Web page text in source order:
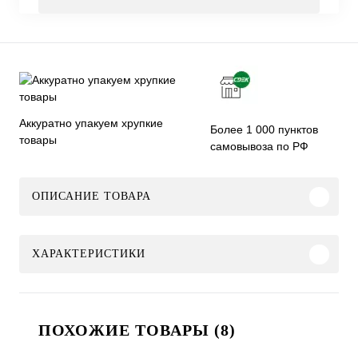
Аккуратно упакуем хрупкие
товары
Более 1 000 пунктов
самовывоза по РФ
ОПИСАНИЕ ТОВАРА
ХАРАКТЕРИСТИКИ
ПОХОЖИЕ ТОВАРЫ (8)